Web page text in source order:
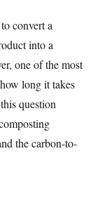
convert a
into a
one of the most
long it takes
question
the carbon-to-